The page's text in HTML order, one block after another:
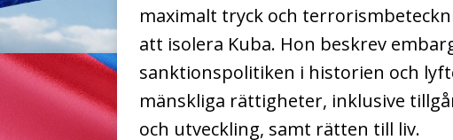
maximalt tryck och
att isolera Kuba. Hon beskrev
sanktionspolitiken i historien och
mänskliga rättigheter, inklusive
och utveckling, samt rätten till liv.